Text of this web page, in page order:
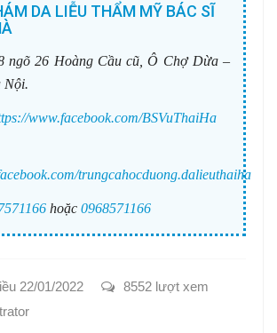
DA LIỄU THẨM MỸ BÁC SĨ
ngõ 26 Hoàng Cầu cũ, Ô Chợ Dừa –
www.facebook.com/BSVuThaiHa
trungcahocduong.dalieuthaiha
hoặc 0968571166
22/01/2022
8552 lượt xem